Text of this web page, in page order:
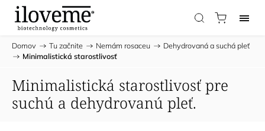
Domov / Tu začnite / Nemám rosaceu /
Dehydrovaná a suchá pleť
/
Minimalistická starostlivosť
Minimalistická starostlivosť pre
suchú a dehydrovanú pleť.